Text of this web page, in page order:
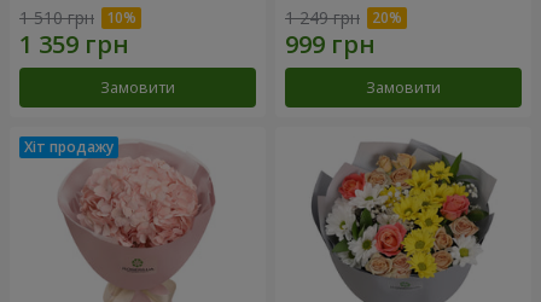
1 510 грн
Замовити
1 249 грн
Замовити